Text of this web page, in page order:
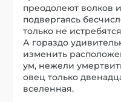
преодолеют волков
подвергаясь
только не
А гораздо
изменить
ум, нежели
овец только
вселенная.